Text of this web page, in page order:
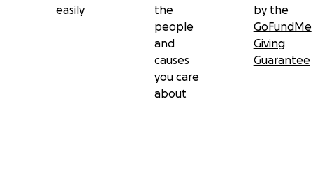
easily
the
people
and
causes
you care
about
by the
GoFundMe
Giving
Guarantee